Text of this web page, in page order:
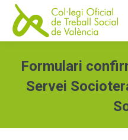
Formulari
Servei